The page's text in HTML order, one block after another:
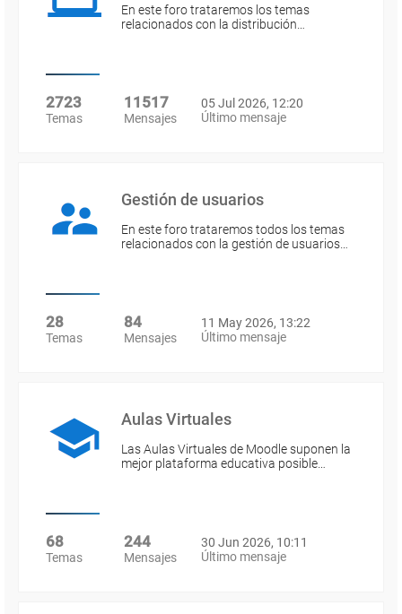
En este foro trataremos los temas
relacionados con la distribución…
2723
Temas
11517
Mensajes
05 Jul 2026, 12:20
Último mensaje
Gestión de usuarios
En este foro trataremos todos los temas
relacionados con la gestión de usuarios…
28
Temas
84
Mensajes
11 May 2026, 13:22
Último mensaje
Aulas Virtuales
Las Aulas Virtuales de Moodle suponen la
mejor plataforma educativa posible…
68
Temas
244
Mensajes
30 Jun 2026, 10:11
Último mensaje